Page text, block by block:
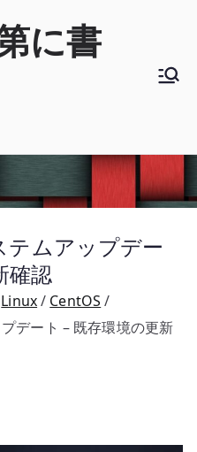
に書
テムアップデー
確認
Linux
CentOS
デート – 既存環境の更新